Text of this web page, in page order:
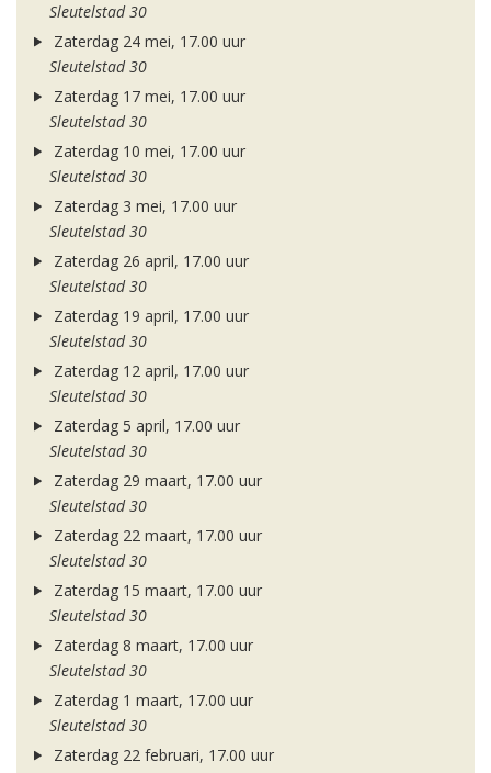
Sleutelstad 30
Zaterdag 24 mei, 17.00 uur
Sleutelstad 30
Zaterdag 17 mei, 17.00 uur
Sleutelstad 30
Zaterdag 10 mei, 17.00 uur
Sleutelstad 30
Zaterdag 3 mei, 17.00 uur
Sleutelstad 30
Zaterdag 26 april, 17.00 uur
Sleutelstad 30
Zaterdag 19 april, 17.00 uur
Sleutelstad 30
Zaterdag 12 april, 17.00 uur
Sleutelstad 30
Zaterdag 5 april, 17.00 uur
Sleutelstad 30
Zaterdag 29 maart, 17.00 uur
Sleutelstad 30
Zaterdag 22 maart, 17.00 uur
Sleutelstad 30
Zaterdag 15 maart, 17.00 uur
Sleutelstad 30
Zaterdag 8 maart, 17.00 uur
Sleutelstad 30
Zaterdag 1 maart, 17.00 uur
Sleutelstad 30
Zaterdag 22 februari, 17.00 uur